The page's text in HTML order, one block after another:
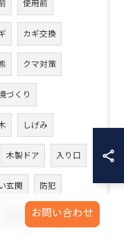
使用前
カギ交換
クマ対策
づくり
しげみ
木製ドア 入り口
玄関 防犯
玄関庇
お問い合わせ